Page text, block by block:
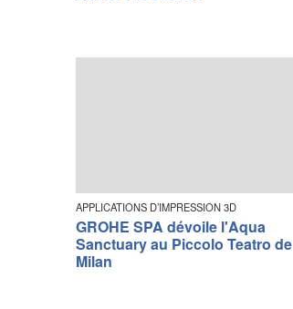
APPLICATIONS D’IMPRESSION 3D
GROHE SPA dévoile l'Aqua
Sanctuary au Piccolo Teatro de
Milan